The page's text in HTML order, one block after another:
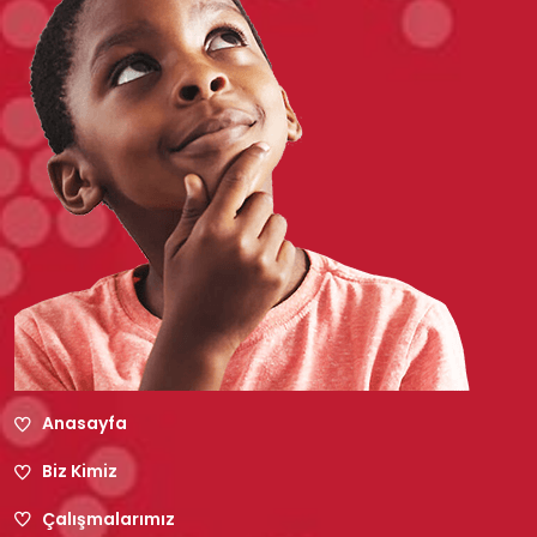
Anasayfa
Biz Kimiz
Çalışmalarımız